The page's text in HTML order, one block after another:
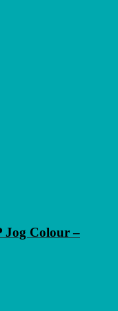
Jog Colour –